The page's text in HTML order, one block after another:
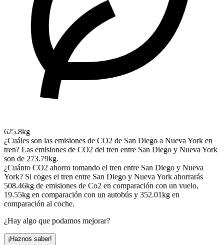
625.8kg
¿Cuáles son las emisiones de CO2 de San Diego a Nueva York en
tren? Las emisiones de CO2 del tren entre San Diego y Nueva York
son de 273.79kg.
¿Cuánto CO2 ahorro tomando el tren entre San Diego y Nueva
York? Si coges el tren entre San Diego y Nueva York ahorrarás
508.46kg de emisiones de Co2 en comparación con un vuelo,
19.55kg en comparación con un autobús y 352.01kg en
comparación al coche.
¿Hay algo que podamos mejorar?
¡Haznos saber!